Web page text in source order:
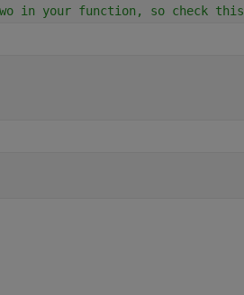
in your function, so check this